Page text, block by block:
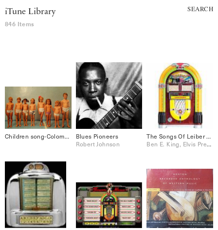
iTune Library
846 Items
SEARCH
Children song-Colombia
Blues Pioneers
Robert Johnson
The Songs Of Leiber & Stoller
Ben E. King, Elvis Presley, Jo Stafford, Peggy Lee, Perry Como, Ray Charles, The Drifters